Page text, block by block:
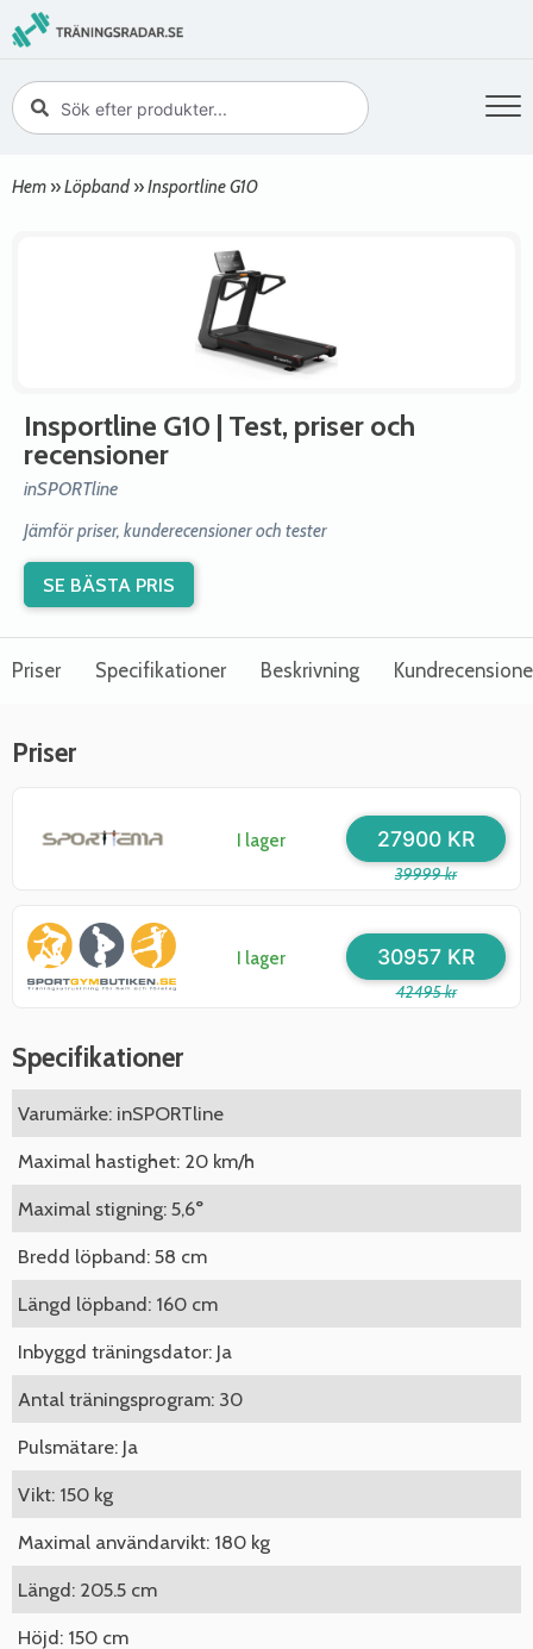
Hem »Löpband »Insportline G10
Insportline G10 | Test, priser och
recensioner
inSPORTline
Jämför priser, kunderecensioner och tester
SE BÄSTA PRIS
Priser Specifikationer Beskrivning
Priser
I lager
39999 kr
27900 KR
I lager
42495 kr
30957 KR
Specifikationer
Varumärke: inSPORTline
Maximal hastighet: 20 km/h
Maximal stigning: 5,6°
Bredd löpband: 58 cm
Längd löpband: 160 cm
Inbyggd träningsdator: Ja
Antal träningsprogram: 30
Pulsmätare: Ja
Vikt: 150 kg
Maximal användarvikt: 180 kg
Längd: 205.5 cm
Höjd: 150 cm